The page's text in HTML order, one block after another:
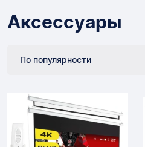
Аксессуары